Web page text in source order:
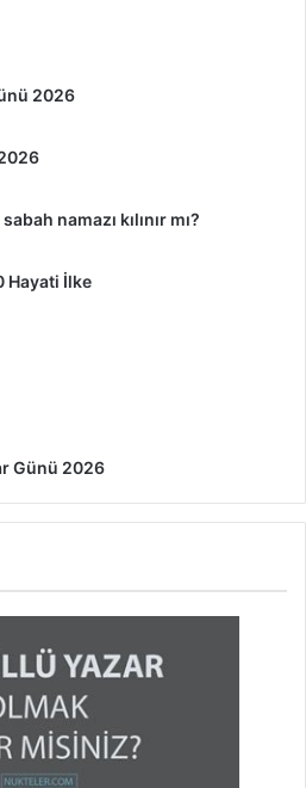
2026
namazı kılınır mı?
Hayati İlke
Günü 2026